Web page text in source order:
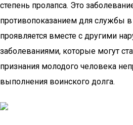
степень пролапса. Это
противопоказанием для службы
проявляется вместе с другими
заболеваниями, которые могут
признания молодого человека
выполнения воинского долга.